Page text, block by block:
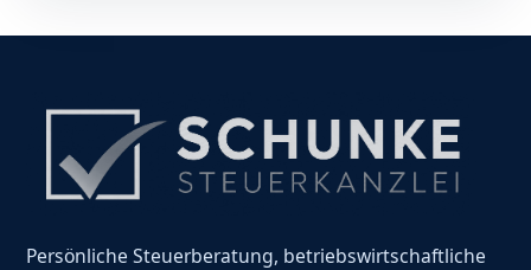
Persönliche Steuerberatung, betriebswirtschaftliche